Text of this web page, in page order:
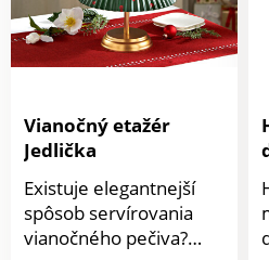
Vianočný etažér
Jedlička
Existuje elegantnejší
spôsob servírovania
vianočného pečiva?